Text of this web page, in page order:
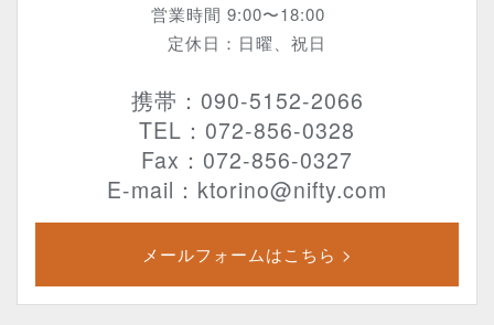
営業時間 9:00〜18:00
定休日：日曜、祝日
携帯：090-5152-2066
TEL：072-856-0328
Fax：072-856-0327
E-mail：ktorino@nifty.com
メールフォームはこちら >